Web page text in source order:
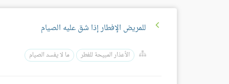
للمريض الإفطار إذا شق عليه الصيام
الأعذار المبيحة للفطر ما لا يفسد الصيام